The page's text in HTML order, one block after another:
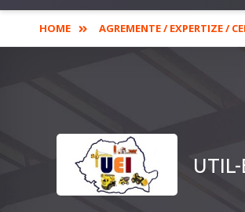
HOME AGREMENTE / EXPERTIZE /